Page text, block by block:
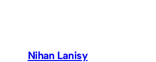
Nihan Lanisy